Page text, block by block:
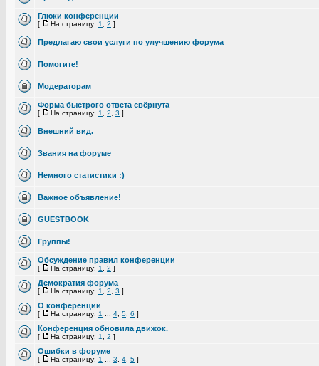
Глюки конференции
[ На страницу: 1 2 ]
Предлагаю свои услуги по улучшению форума
Помогите!
Модераторам
Форма быстрого ответа свёрнута
[ На страницу: 1 2 3 ]
Внешний вид.
Звания на форуме
Немного статистики :)
Важное объявление!
GUESTBOOK
Группы!
Обсуждение правил конференции
[ На страницу: 1 2 ]
Демократия форума
[ На страницу: 1 2 3 ]
О конференции
[ На страницу: 1 4 5 6 ]
Конференция обновила движок.
[ На страницу: 1 2 ]
Ошибки в форуме
[ На страницу: 1 3 4 5 ]